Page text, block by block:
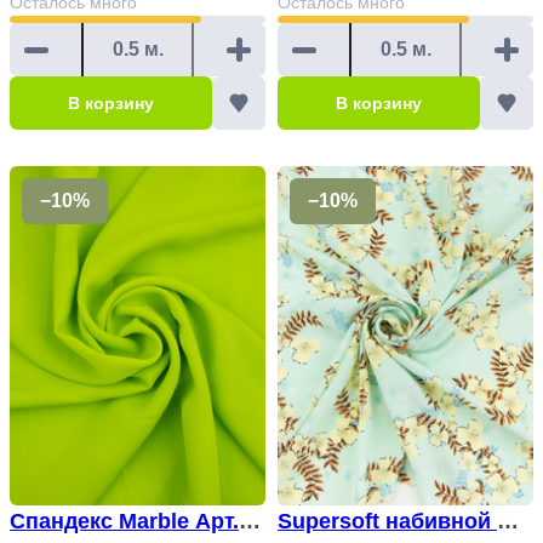
В корзину В корзину
−10%
Спандекс Marble Арт. 8
−10%
Supersoft набивной Ар